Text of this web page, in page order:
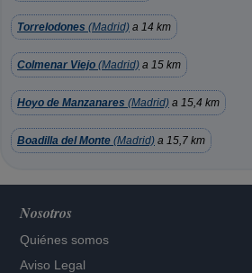
Torrelodones (Madrid) a 14 km
Colmenar Viejo (Madrid) a 15 km
Hoyo de Manzanares (Madrid) a 15,4 km
Boadilla del Monte (Madrid) a 15,7 km
Nosotros
Quiénes somos
Aviso Legal